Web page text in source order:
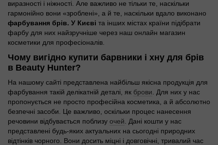
виразності і ніжності. Але важливо не тільки те, наскільки
гармонійно вони «зроблені», а й те, наскільки вдало виконано
фарбування брів. У Києві та інших містах країни підібрати
фарбу для них найзручніше через наш онлайн магазин
косметики для професіоналів.
Чому вигідно купити барвники і хну для брів
в Beauty Hunter?
На нашому сайті представлена найбільш якісна продукція для
фарбування такій делікатній деталі, як брови . Для них у нас
пропонується не просто професійна косметика, а й абсолютно
безпечні засоби. Це важливо, оскільки процес нанесення
речовини відбувається поблизу очей . Дані кошти у нас
представлені будь-яких актуальних на сьогодні природних
відтінків чорного. Вони досить міцні і довговічні, тривалий час